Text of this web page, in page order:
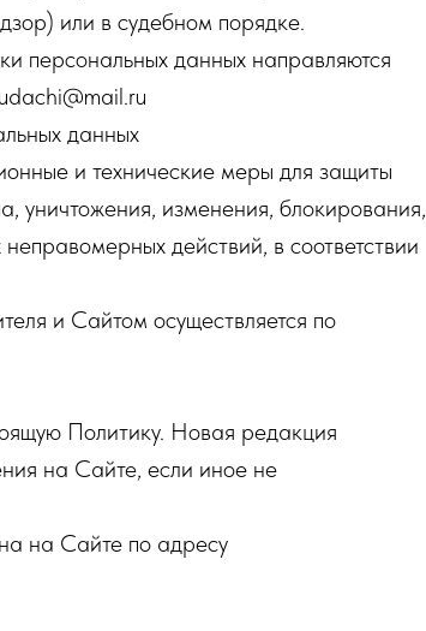
или в судебном порядке.
персональных данных направляются
данных
и технические меры для защиты
уничтожения, изменения, блокирования,
действий, в соответствии
и Сайтом осуществляется по
Политику. Новая редакция
на Сайте, если иное не
на Сайте по адресу